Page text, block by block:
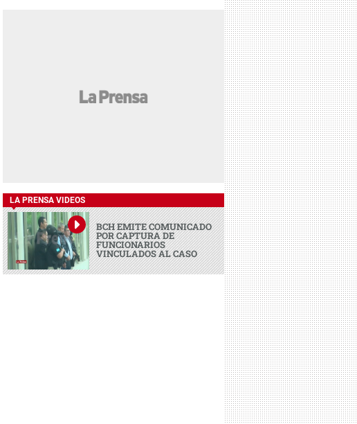
LA PRENSA VIDEOS
BCH EMITE COMUNICADO
POR CAPTURA DE
FUNCIONARIOS
VINCULADOS AL CASO